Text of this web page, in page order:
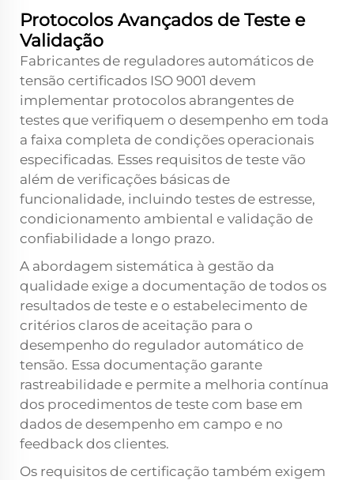
Protocolos Avançados de Teste e
Validação
Fabricantes de reguladores automáticos de
tensão certificados ISO 9001 devem
implementar protocolos abrangentes de
testes que verifiquem o desempenho em toda
a faixa completa de condições operacionais
especificadas. Esses requisitos de teste vão
além de verificações básicas de
funcionalidade, incluindo testes de estresse,
condicionamento ambiental e validação de
confiabilidade a longo prazo.
A abordagem sistemática à gestão da
qualidade exige a documentação de todos os
resultados de teste e o estabelecimento de
critérios claros de aceitação para o
desempenho do regulador automático de
tensão. Essa documentação garante
rastreabilidade e permite a melhoria contínua
dos procedimentos de teste com base em
dados de desempenho em campo e no
feedback dos clientes.
Os requisitos de certificação também exigem